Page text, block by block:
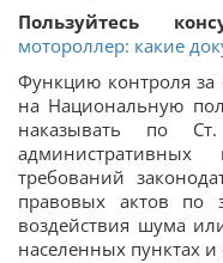
Пользуйтесь
мотороллер: какие
Функцию контроля
на Национальную
наказывать по
административных
требований
правовых актов по
воздействия шума
населенных пунктах